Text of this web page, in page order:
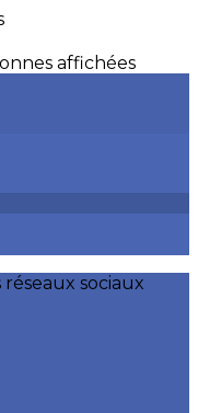
affichées
sociaux